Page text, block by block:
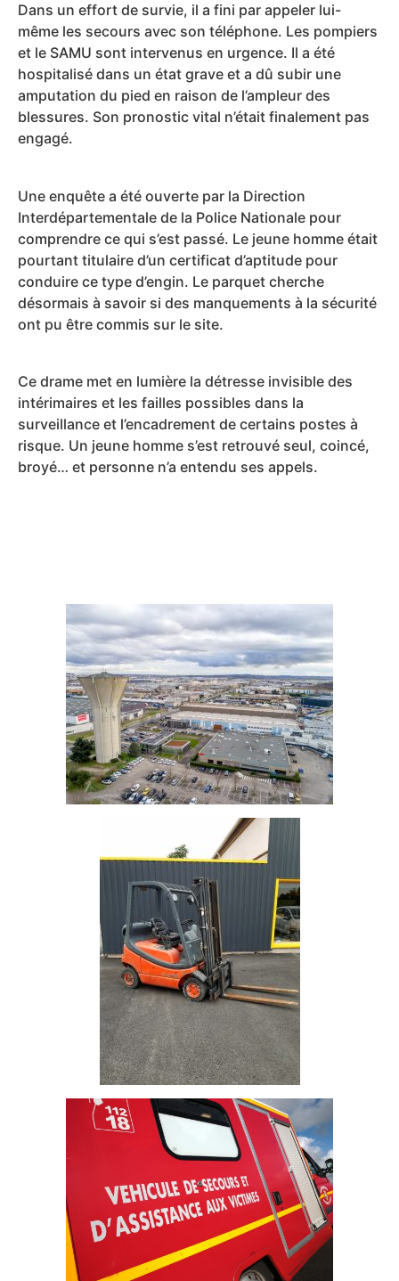
Dans un effort de survie, il a fini par appeler lui-
même les secours avec son téléphone. Les pompiers
et le SAMU sont intervenus en urgence. Il a été
hospitalisé dans un état grave et a dû subir une
amputation du pied en raison de l’ampleur des
blessures. Son pronostic vital n’était finalement pas
engagé.
Une enquête a été ouverte par la Direction
Interdépartementale de la Police Nationale pour
comprendre ce qui s’est passé. Le jeune homme était
pourtant titulaire d’un certificat d’aptitude pour
conduire ce type d’engin. Le parquet cherche
désormais à savoir si des manquements à la sécurité
ont pu être commis sur le site.
Ce drame met en lumière la détresse invisible des
intérimaires et les failles possibles dans la
surveillance et l’encadrement de certains postes à
risque. Un jeune homme s’est retrouvé seul, coincé,
broyé… et personne n’a entendu ses appels.